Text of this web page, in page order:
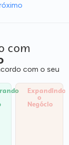
com
com o seu
Expandindo
o
Negócio